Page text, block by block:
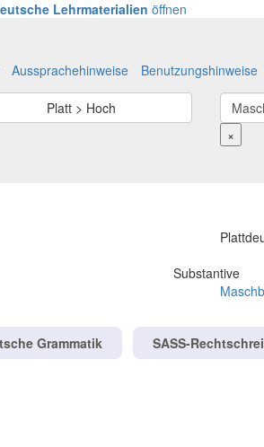
Lehrmaterialien öffnen
Aussprachehinweise Benutzungshinweise
Platt > Hoch
×
Substantive
Grammatik SASS-